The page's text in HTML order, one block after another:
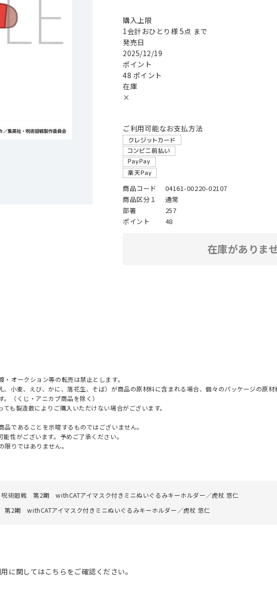
購入上限
1会計おひとり様 5点 まで
発売日
2025/12/19
ポイント
48 ポイント
在庫
×
ご利用可能なお支払方法
商品コード
04161-00220-02107
商品区分１
通常
部署
257
ポイント
48
在庫がありま
オークション等の転売は禁止とします。
小麦、えび、かに、落花生、そば）が商品の原材料に含まれる場合、個々のパッケージの原材
（くじ・アニカプ商品を除く）
も製造数によりご購入いただけない場合がございます。
であることを示唆するものではございません。
性がございます。予めご了承ください。
りではありません。
呪術廻戦 第2期 withCATアイマスク付きミニぬいぐるみキーホルダー／虎杖 悠仁
2期 withCATアイマスク付きミニぬいぐるみキーホルダー／虎杖 悠仁
に関してはこちらをご確認ください。